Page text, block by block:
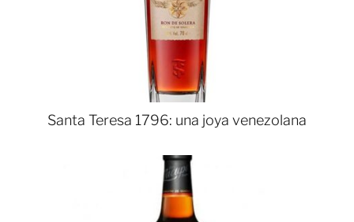
Santa Teresa 1796: una joya venezolana